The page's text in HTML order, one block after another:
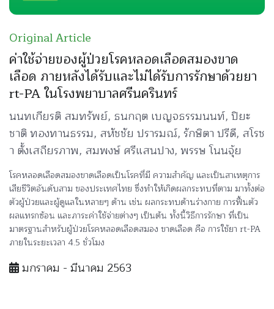
Original Article
ค่าใช้จ่ายของผู้ป่วยโรคหลอดเลือดสมองขาด
เลือด ภายหลังได้รับและไม่ได้รับการรักษาด้วยยา
rt-PA ในโรงพยาบาลศรีนครินทร์
นนทเกียรติ สมทรัพย์, ธนกฤต เบญจธรรมนนท์, ปิยะ
ชาติ ทองทานธรรม, สหัชชัย ปรารมณ์, รักษิตา ปรีดี, สโรช
า ตั้งเสถียรภาพ, สมพงษ์ ศรีแสนปาง, พรรษ โนนจุ้ย
โรคหลอดเลือดสมองขาดเลือดเป็นโรคที่มี ความสำคัญ และเป็นสาเหตุการ
เสียชีวิตอันดับสาม ของประเทศไทย ซึ่งทำให้เกิดผลกระทบที่ตาม มาทั้งต่อ
ตัวผู้ป่วยและผู้ดูแลในหลายๆ ด้าน เช่น ผลกระทบด้านร่างกาย การฟื้นตัว
ผลแทรกซ้อน และภาระค่าใช้จ่ายต่างๆ เป็นต้น ทั้งนี้วิธีการรักษา ที่เป็น
มาตรฐานสำหรับผู้ป่วยโรคหลอดเลือดสมอง ขาดเลือด คือ การใช้ยา rt-PA
ภายในระยะเวลา 4.5 ชั่วโมง
มกราคม - มีนาคม 2563